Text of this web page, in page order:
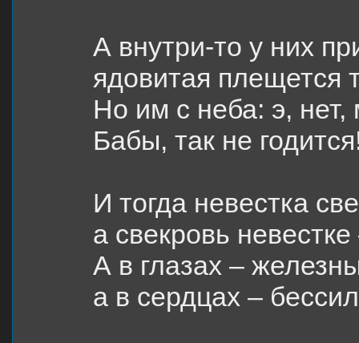
А внутри-то у них
ядовитая плещется
Но им с неба: э,
Бабы, так не
И тогда невестка
а свекровь
А в глазах –
а в сердцах –